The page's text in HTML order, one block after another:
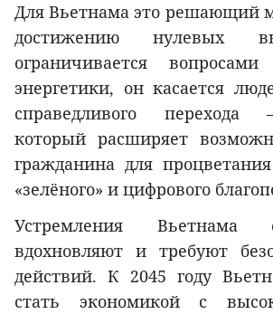
Для Вьетнама это решающий
достижению нулевых
ограничивается
энергетики, он касается
справедливого
который расширяет
гражданина для
«зелёного» и цифрового
Устремления Вьетнама
вдохновляют и требуют
действий. К 2045 году
стать экономикой с